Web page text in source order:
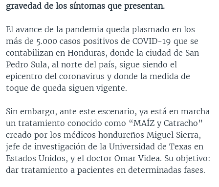
EL MUNDO AL DÍA [RADIO]
FORO [RADIO]
DEPORTIVO INTERNACIONAL
NOTA ECONÓMICA
ENTRETENIMIENTO
SÍGANOS
Idiomas
gravedad de los síntomas que presentan.
El avance de la pandemia queda plasmado en los
más de 5.000 casos positivos de COVID-19 que se
contabilizan en Honduras, donde la ciudad de San
Pedro Sula, al norte del país, sigue siendo el
epicentro del coronavirus y donde la medida de
toque de queda siguen vigente.
Sin embargo, ante este escenario, ya está en marcha
un tratamiento conocido como “MAÍZ y Catracho”
creado por los médicos hondureños Miguel Sierra,
jefe de investigación de la Universidad de Texas en
Estados Unidos, y el doctor Omar Videa. Su objetivo:
dar tratamiento a pacientes en determinadas fases.